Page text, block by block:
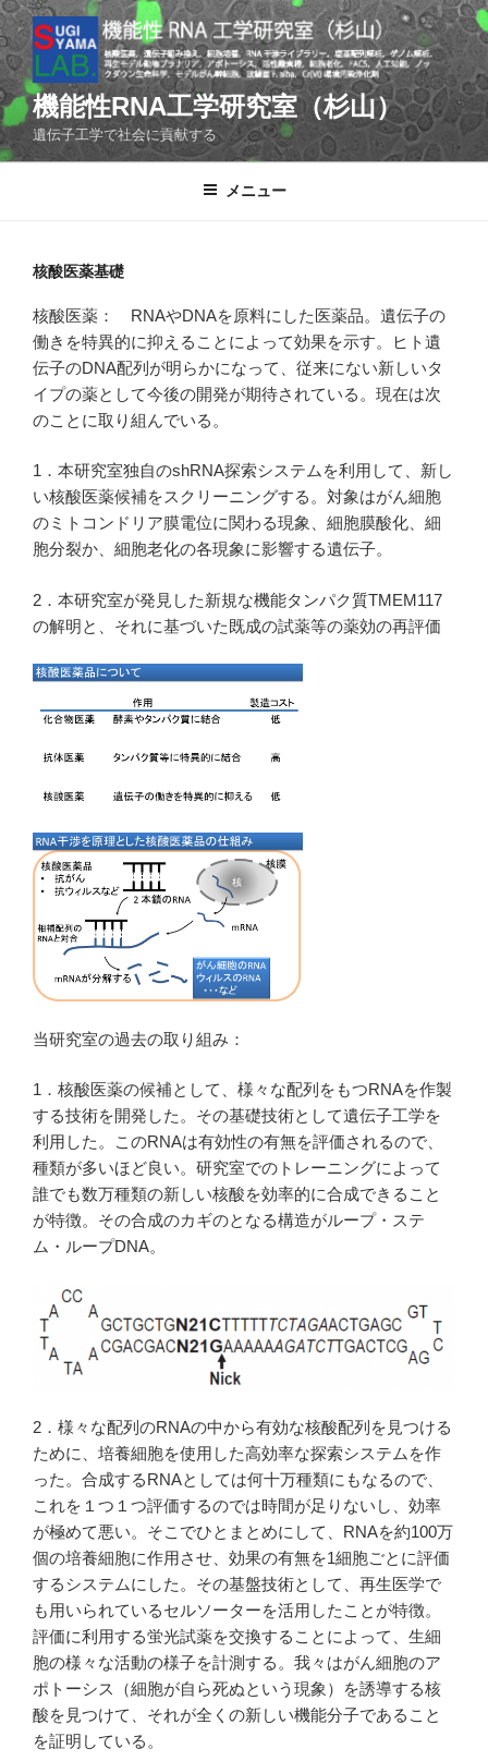
コ
ン
テ
ン
ツ
へ
ス
機能性RNA工学研究室（杉山）
遺伝子工学で社会に貢献する
メニュー
核酸医薬基礎
核酸医薬： RNAやDNAを原料にした医薬品。遺伝子の
働きを特異的に抑えることによって効果を示す。ヒト遺
伝子のDNA配列が明らかになって、従来にない新しいタ
イプの薬として今後の開発が期待されている。現在は次
のことに取り組んでいる。
1．本研究室独自のshRNA探索システムを利用して、新し
い核酸医薬候補をスクリーニングする。対象はがん細胞
のミトコンドリア膜電位に関わる現象、細胞膜酸化、細
胞分裂か、細胞老化の各現象に影響する遺伝子。
2．本研究室が発見した新規な機能タンパク質TMEM117
の解明と、それに基づいた既成の試薬等の薬効の再評価
当研究室の過去の取り組み：
1．核酸医薬の候補として、様々な配列をもつRNAを作製
する技術を開発した。その基礎技術として遺伝子工学を
利用した。このRNAは有効性の有無を評価されるので、
種類が多いほど良い。研究室でのトレーニングによって
誰でも数万種類の新しい核酸を効率的に合成できること
が特徴。その合成のカギのとなる構造がループ・ステ
ム・ループDNA。
2．様々な配列のRNAの中から有効な核酸配列を見つける
ために、培養細胞を使用した高効率な探索システムを作
った。合成するRNAとしては何十万種類にもなるので、
これを１つ１つ評価するのでは時間が足りないし、効率
が極めて悪い。そこでひとまとめにして、RNAを約100万
個の培養細胞に作用させ、効果の有無を1細胞ごとに評価
するシステムにした。その基盤技術として、再生医学で
も用いられているセルソーターを活用したことが特徴。
評価に利用する蛍光試薬を交換することによって、生細
胞の様々な活動の様子を計測する。我々はがん細胞のア
ポトーシス（細胞が自ら死ぬという現象）を誘導する核
酸を見つけて、それが全くの新しい機能分子であること
を証明している。